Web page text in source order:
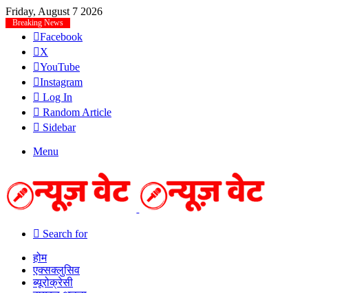
Friday, August 7 2026
Breaking News
Facebook
X
YouTube
Instagram
Log In
Random Article
Sidebar
Menu
Search for
होम
एक्सक्लुसिव
ब्यूरोक्रेसी